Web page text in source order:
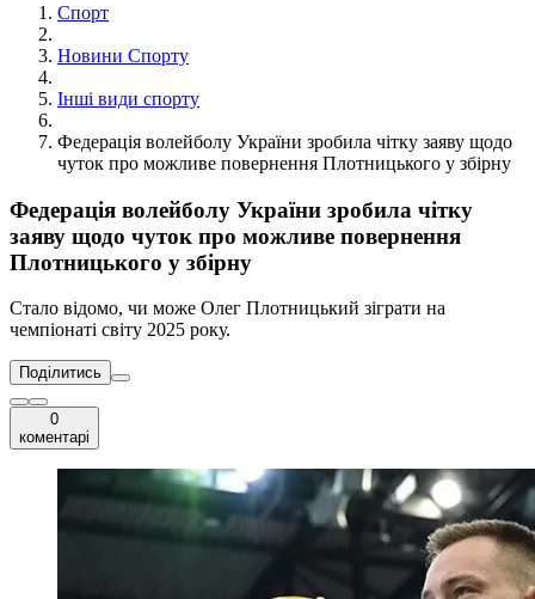
Спорт
Новини Спорту
Інші види спорту
Федерація волейболу України зробила чітку заяву щодо
чуток про можливе повернення Плотницького у збірну
Федерація волейболу України зробила чітку
заяву щодо чуток про можливе повернення
Плотницького у збірну
Стало відомо, чи може Олег Плотницький зіграти на
чемпіонаті світу 2025 року.
Поділитись
0
коментарі